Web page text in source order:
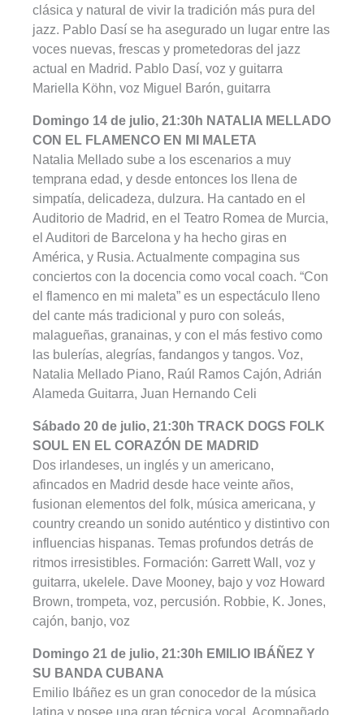
clásica y natural de vivir la tradición más pura del
jazz. Pablo Dasí se ha asegurado un lugar entre las
voces nuevas, frescas y prometedoras del jazz
actual en Madrid. Pablo Dasí, voz y guitarra
Mariella Köhn, voz Miguel Barón, guitarra
Domingo 14 de julio, 21:30h NATALIA MELLADO
CON EL FLAMENCO EN MI MALETA
Natalia Mellado sube a los escenarios a muy
temprana edad, y desde entonces los llena de
simpatía, delicadeza, dulzura. Ha cantado en el
Auditorio de Madrid, en el Teatro Romea de Murcia,
el Auditori de Barcelona y ha hecho giras en
América, y Rusia. Actualmente compagina sus
conciertos con la docencia como vocal coach. “Con
el flamenco en mi maleta” es un espectáculo lleno
del cante más tradicional y puro con soleás,
malagueñas, granainas, y con el más festivo como
las bulerías, alegrías, fandangos y tangos. Voz,
Natalia Mellado Piano, Raúl Ramos Cajón, Adrián
Alameda Guitarra, Juan Hernando Celi
Sábado 20 de julio, 21:30h TRACK DOGS FOLK
SOUL EN EL CORAZÓN DE MADRID
Dos irlandeses, un inglés y un americano,
afincados en Madrid desde hace veinte años,
fusionan elementos del folk, música americana, y
country creando un sonido auténtico y distintivo con
influencias hispanas. Temas profundos detrás de
ritmos irresistibles. Formación: Garrett Wall, voz y
guitarra, ukelele. Dave Mooney, bajo y voz Howard
Brown, trompeta, voz, percusión. Robbie, K. Jones,
cajón, banjo, voz
Domingo 21 de julio, 21:30h EMILIO IBÁÑEZ Y
SU BANDA CUBANA
Emilio Ibáñez es un gran conocedor de la música